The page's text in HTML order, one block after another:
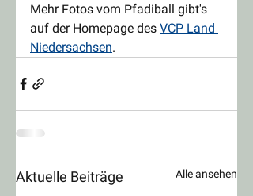
Mehr Fotos vom Pfadiball gibt's
auf der Homepage des VCP Land
Niedersachsen.
Aktuelle Beiträge Alle ansehen